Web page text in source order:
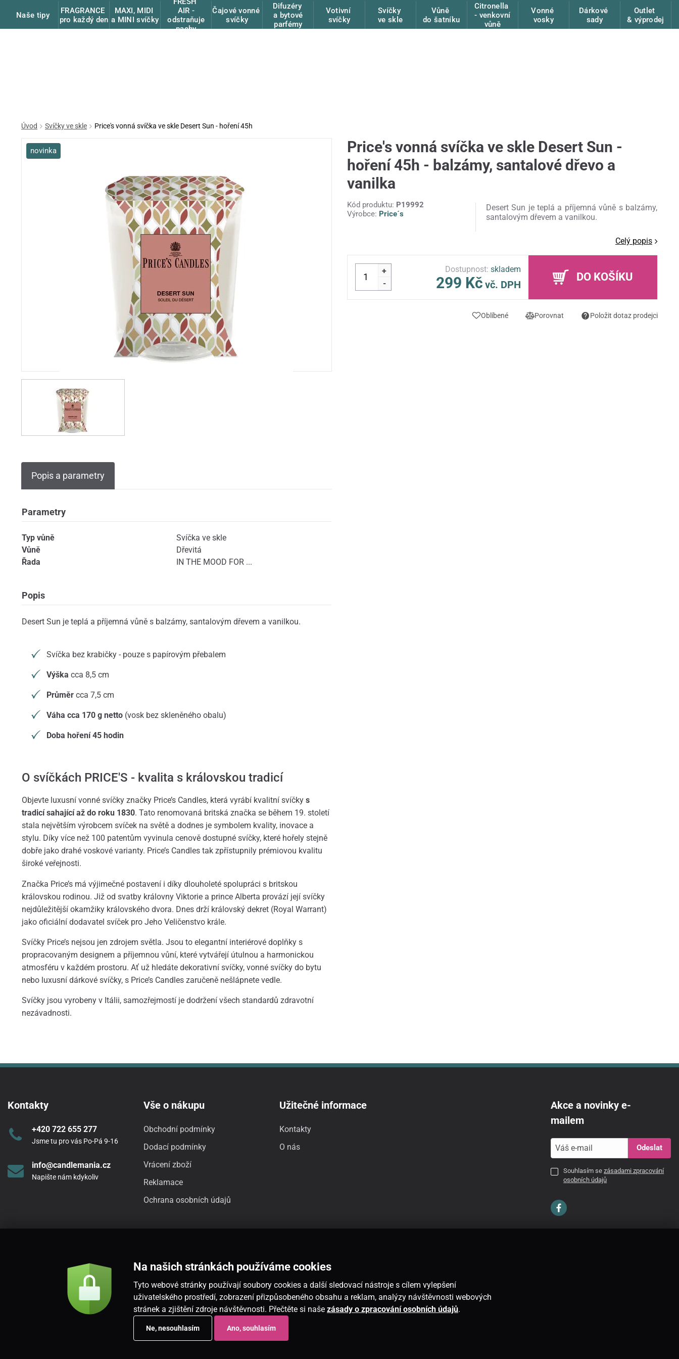
Naše tipy
FRAGRANCE
pro každý den
MAXI, MIDI
a MINI svíčky
AIR -
odstraňuje
pachy
Čajové vonné
svíčky
Difuzéry
a bytové
parfémy
Votivní
svíčky
Svíčky
ve skle
Vůně
do šatníku
Citronella
- venkovní
vůně
Vonné
vosky
Dárkové
sady
Outlet
& výprodej
Úvod Svíčky ve skle Price's vonná svíčka ve skle Desert Sun - hoření 45h
novinka
Popis a parametry
Parametry
Typ vůně
Svíčka ve skle
Vůně
Dřevitá
Řada
IN THE MOOD FOR ...
Popis
Desert Sun je teplá a příjemná vůně s balzámy, santalovým dřevem a vanilkou.
Svíčka bez krabičky - pouze s papírovým přebalem
Výška cca 8,5 cm
Průměrcca 7,5 cm
Váha cca 170 g netto(vosk bez skleněného obalu)
Doba hoření 45 hodin
O svíčkách PRICE'S - kvalita s královskou tradicí
Objevte luxusní vonné svíčky značky Price’s Candles, která vyrábí kvalitní svíčky s
tradicí sahající až do roku 1830. Tato renomovaná britská značka se během 19. století
stala největším výrobcem svíček na světě a dodnes je symbolem kvality, inovace a
stylu. Díky více než 100 patentům vyvinula cenově dostupné svíčky, které hořely stejně
dobře jako drahé voskové varianty. Price’s Candles tak zpřístupnily prémiovou kvalitu
široké veřejnosti.
Značka Price’s má výjimečné postavení i díky dlouholeté spolupráci s britskou
královskou rodinou. Již od svatby královny Viktorie a prince Alberta provází její svíčky
nejdůležitější okamžiky královského dvora. Dnes drží královský dekret (Royal Warrant)
jako oficiální dodavatel svíček pro Jeho Veličenstvo krále.
Svíčky Price’s nejsou jen zdrojem světla. Jsou to elegantní interiérové doplňky s
propracovaným designem a příjemnou vůní, které vytvářejí útulnou a harmonickou
atmosféru v každém prostoru. Ať už hledáte dekorativní svíčky, vonné svíčky do bytu
nebo luxusní dárkové svíčky, s Price’s Candles zaručeně nešlápnete vedle.
Svíčky jsou vyrobeny v Itálii, samozřejmostí je dodržení všech standardů zdravotní
nezávadnosti.
Price's vonná svíčka ve skle Desert Sun -
hoření 45h - balzámy, santalové dřevo a
vanilka
Kód produktu: P19992
Výrobce: Price´s
Desert Sun je teplá a příjemná vůně s balzámy,
santalovým dřevem a vanilkou.
Celý popis
+
-
Dostupnost: skladem
299 Kč vč. DPH
DO KOŠÍKU
Oblíbené Porovnat Položit dotaz prodejci
Kontakty
+420 722 655 277
Jsme tu pro vás Po-Pá 9-16
info@candlemania.cz
Napište nám kdykoliv
Vše o nákupu
Obchodní podmínky
Dodací podmínky
Vrácení zboží
Reklamace
Ochrana osobních údajů
Užitečné informace
Kontakty
O nás
Akce a novinky e-
mailem
Odeslat
Souhlasím sezásadami zpracování
osobních údajů
Na našich stránkách používáme cookies
Tyto webové stránky používají soubory cookies a další sledovací nástroje s cílem vylepšení
uživatelského prostředí, zobrazení přizpůsobeného obsahu a reklam, analýzy návštěvnosti webových
stránek a zjištění zdroje návštěvnosti. Přečtěte si naše zásady o zpracování osobních údajů.
Ne, nesouhlasím Ano, souhlasím